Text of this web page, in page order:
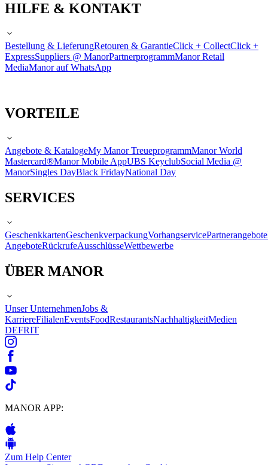
HILFE & KONTAKT
Bestellung & LieferungRetouren & GarantieClick + CollectClick +
ExpressSuppliers @ ManorPartnerprogrammManor Retail
MediaManor auf WhatsApp
VORTEILE
Angebote & KatalogeMy Manor TreueprogrammManor World
Mastercard®Manor Mobile AppUBS KeyclubSocial Media @
ManorSingles DayBlack FridayNational Day
SERVICES
GeschenkkartenGeschenkverpackungVorhangservicePartnerangebote
AngeboteRückrufeAusschlüsseWettbewerbe
ÜBER MANOR
Unser UnternehmenJobs &
KarriereFilialenEventsFoodRestaurantsNachhaltigkeitMedien
DEFRIT
MANOR APP:
Zum Help Center